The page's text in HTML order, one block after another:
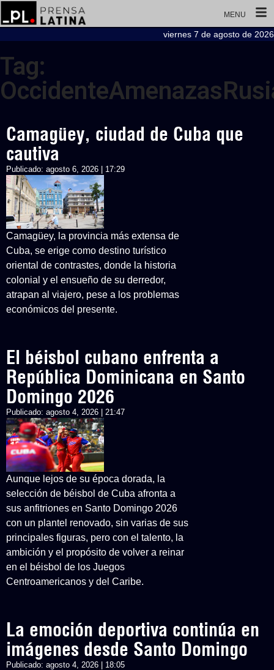
MENU
viernes 7 de agosto de 2026
Tag:
Camagüey, ciudad de Cuba que
cautiva
Publicado: agosto 6, 2026 | 17:29
Camagüey, la provincia más extensa de
Cuba, se erige como destino turístico
oriental de contrastes, donde la historia
colonial y el ensueño de su derredor,
atrapan al viajero, pese a los problemas
económicos del presente.
El béisbol cubano enfrenta a
República Dominicana en Santo
Domingo 2026
Publicado: agosto 4, 2026 | 21:47
Aunque lejos de su época dorada, la
selección de béisbol de Cuba afronta a
sus anfitriones en Santo Domingo 2026
con un plantel renovado, sin varias de sus
principales figuras, pero con el talento, la
ambición y el propósito de volver a reinar
en el béisbol de los Juegos
Centroamericanos y del Caribe.
La emoción deportiva continúa en
imágenes desde Santo Domingo
Publicado: agosto 4, 2026 | 18:05